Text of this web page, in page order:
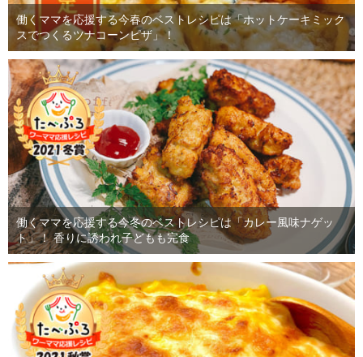
働くママを応援する今春のベストレシピは「ホットケーキミック
スでつくるツナコーンピザ」！
働くママを応援する今冬のベストレシピは「カレー風味ナゲッ
ト」！ 香りに誘われ子どもも完食